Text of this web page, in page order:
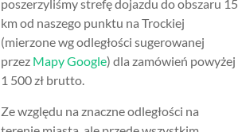
poszerzyliśmy strefę dojazdu do obszaru 15
km od naszego punktu na Trockiej
(mierzone wg odległości sugerowanej
przez Mapy Google) dla zamówień powyżej
1 500 zł brutto.
Ze względu na znaczne odległości na